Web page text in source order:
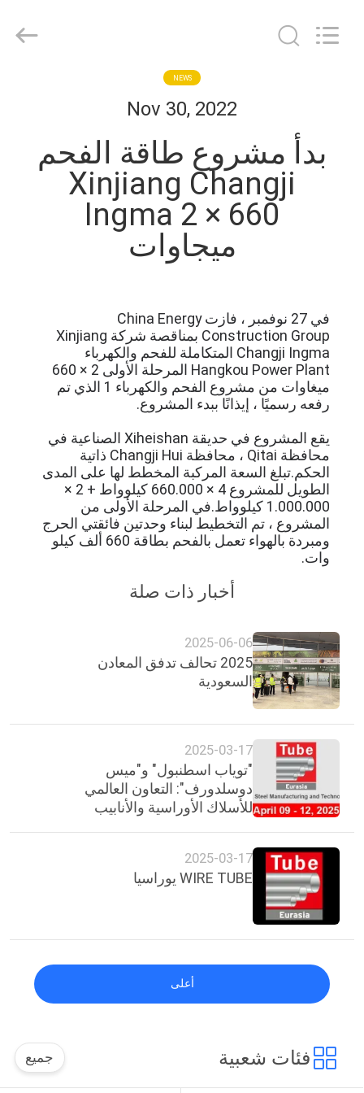
منتجات
معلومات
المعمل
مراقبة
الجودة
اتصل
أخبار
خريطة
الموقع
PRIVACY
POLICY
Machinery
Co.,ltd.
NEWS
Nov 30, 2022
بدأ مشروع طاقة الفحم
Xinjiang Changji
Ingma 2 × 660
ميجاوات
في 27 نوفمبر ، فازت China Energy
Construction Group بمناقصة شركة Xinjiang
Changji Ingma المتكاملة للفحم والكهرباء
Hangkou Power Plant المرحلة الأولى 2 × 660
ميغاوات من مشروع الفحم والكهرباء 1 الذي تم
رفعه رسميًا ، إيذانًا ببدء المشروع.
يقع المشروع في حديقة Xiheishan الصناعية في
محافظة Qitai ، محافظة Changji Hui ذاتية
الحكم.تبلغ السعة المركبة المخطط لها على المدى
الطويل للمشروع 4 × 660.000 كيلوواط + 2 ×
1.000.000 كيلوواط.في المرحلة الأولى من
المشروع ، تم التخطيط لبناء وحدتين فائقتي الحرج
ومبردة بالهواء تعمل بالفحم بطاقة 660 ألف كيلو
وات.
أخبار ذات صلة
2025-06-06
2025 تحالف تدفق المعادن
السعودية
2025-03-17
"توياب اسطنبول" و"ميس
دوسلدورف": التعاون العالمي
للأسلاك الأوراسية والأنابيب
2025-03-17
WIRE TUBE يوراسيا
أعلى
فئات شعبية جميع